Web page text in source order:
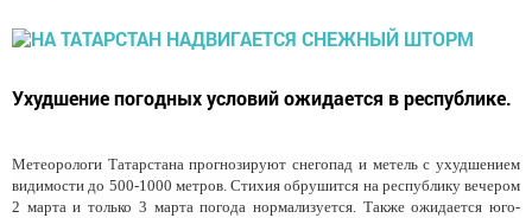
Ухудшение погодных условий ожидается в республике.
Метеорологи Татарстана прогнозируют снегопад и метель с ухудшением
видимости до 500-1000 метров. Стихия обрушится на республику вечером
2 марта и только 3 марта погода нормализуется. Также ожидается юго-